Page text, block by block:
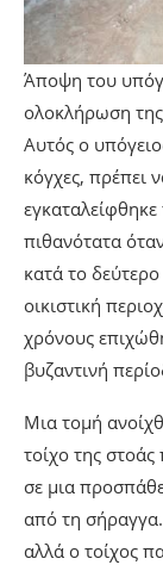
Άποψη του
ολοκλήρωση
Αυτός ο
κόγχες, πρέπει
πιθανότατα
κατά το
οικιστική
χρόνους
βυζαντινή
Μια τομή
τοίχο της
σε μια
από τη σήραγγα.
αλλά ο τοίχος